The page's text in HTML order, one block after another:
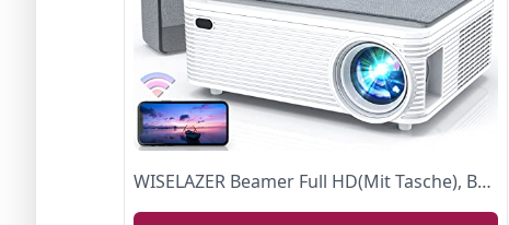
WISELAZER Beamer Full HD(Mit Tasche), Beamer 4K Native 1080P LED Heimkino/TV Video-Beamer, Eingebauter Staubfilter/ WiFi/ Bluetooth/ 4P&4D/ Zoom, UHD Projektor Kompatibel mit Smartphone/ PC/ TV Box/ HDMI/ USB